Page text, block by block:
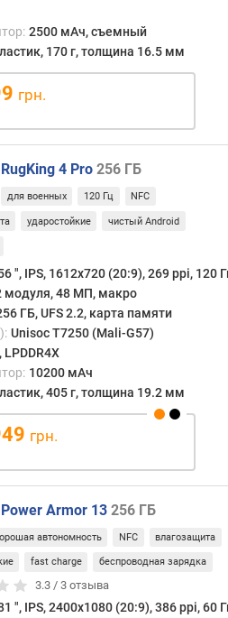
2500 мАч, съемный
170 г, толщина 16.5 мм
грн.
4 Pro 256 ГБ
для военных 120 Гц NFC
ударостойкие чистый Android
", IPS, 1612х720 (20:9), 269 ppi, 120
модуля, 48 МП, макро
ГБ, UFS 2.2, карта памяти
Unisoc T7250 (Mali-G57)
LPDDR4X
10200 мАч
405 г, толщина 19.2 мм
грн.
Armor 13 256 ГБ
автономность NFC влагозащита
fast charge беспроводная зарядка
3.3 /3 отзыва
", IPS, 2400x1080 (20:9), 386 ppi, 60